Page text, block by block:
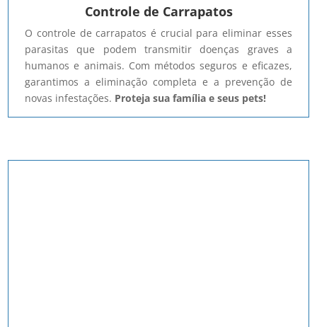
Controle de Carrapatos
O controle de carrapatos é crucial para eliminar esses
parasitas que podem transmitir doenças graves a
humanos e animais. Com métodos seguros e eficazes,
garantimos a eliminação completa e a prevenção de
novas infestações. Proteja sua família e seus pets!